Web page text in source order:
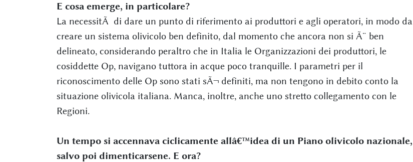
E cosa emerge, in particolare?
La necessitÃ di dare un punto di riferimento ai produttori e agli operatori, in modo da
creare un sistema olivicolo ben definito, dal momento che ancora non si Ã¨ ben
delineato, considerando peraltro che in Italia le Organizzazioni dei produttori, le
cosiddette Op, navigano tuttora in acque poco tranquille. I parametri per il
riconoscimento delle Op sono stati sÃ¬ definiti, ma non tengono in debito conto la
situazione olivicola italiana. Manca, inoltre, anche uno stretto collegamento con le
Regioni.
Un tempo si accennava ciclicamente allâ€™idea di un Piano olivicolo nazionale,
salvo poi dimenticarsene. E ora?